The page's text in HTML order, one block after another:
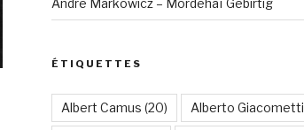
ÉTIQUETTES
Albert Camus (20) Alberto Giacometti